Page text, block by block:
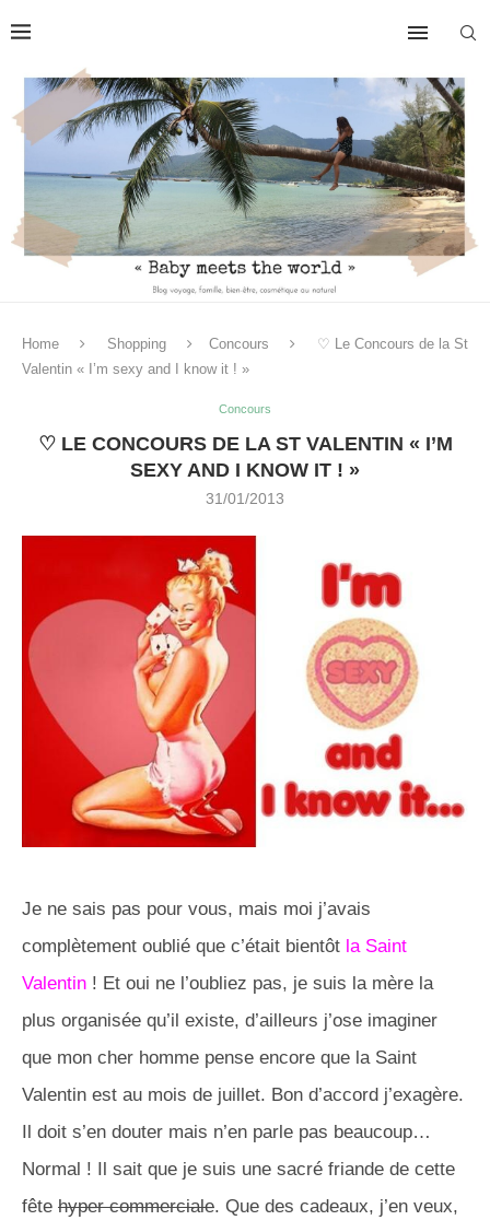
Home Shopping Concours
♡ Le Concours de la St
Valentin « I’m sexy and I know it ! »
Concours
♡ LE CONCOURS DE LA ST VALENTIN « I’M
SEXY AND I KNOW IT ! »
31/01/2013
Je ne sais pas pour vous, mais moi j’avais
complètement oublié que c’était bientôt la Saint
Valentin ! Et oui ne l’oubliez pas, je suis la mère la
plus organisée qu’il existe, d’ailleurs j’ose imaginer
que mon cher homme pense encore que la Saint
Valentin est au mois de juillet. Bon d’accord j’exagère.
Il doit s’en douter mais n’en parle pas beaucoup…
Normal ! Il sait que je suis une sacré friande de cette
fête hyper commerciale. Que des cadeaux, j’en veux,